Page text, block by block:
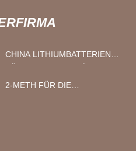
CHINA LITHIUMBATTERIEN
HERSTELLER LIEFERANTEN
2-METH FÜR DIE